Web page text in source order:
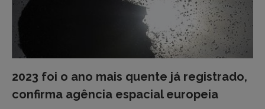
2023 foi o ano mais quente já registrado,
confirma agência espacial europeia